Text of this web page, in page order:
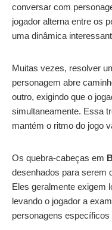
conversar com
jogador alterna entre os
uma dinâmica
Muitas vezes, resolver
personagem abre
outro, exigindo que o
simultaneamente. Essa
mantém o ritmo do jogo
Os quebra-cabeças em
desenhados para serem
Eles geralmente exigem
levando o jogador a
personagens